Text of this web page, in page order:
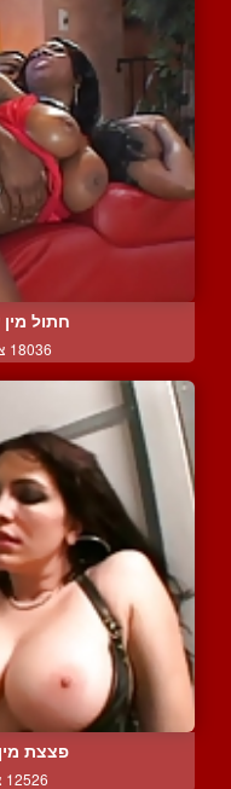
חתול
18036 צפיות
פצצת
12526 צפיות